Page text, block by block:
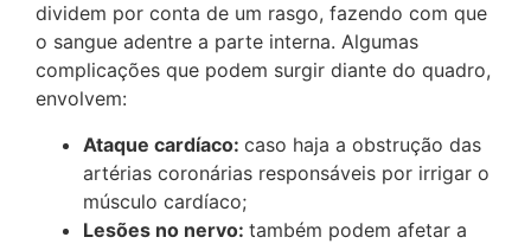
dividem por conta de um rasgo, fazendo com que
o sangue adentre a parte interna. Algumas
complicações que podem surgir diante do quadro,
envolvem:
Ataque cardíaco: caso haja a obstrução das
artérias coronárias responsáveis por irrigar o
músculo cardíaco;
Lesões no nervo: também podem afetar a